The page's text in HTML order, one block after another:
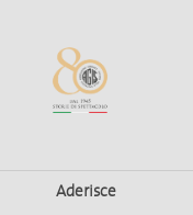
Aderisce